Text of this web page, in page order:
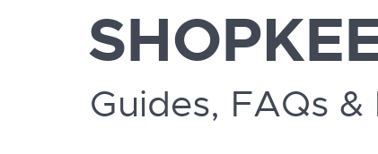
Guides, FAQs